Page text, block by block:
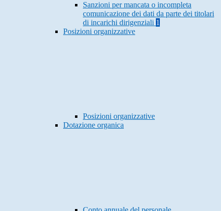
Sanzioni per mancata o incompleta
comunicazione dei dati da parte dei titolari
di incarichi dirigenziali 1
Posizioni organizzative
Posizioni organizzative
Dotazione organica